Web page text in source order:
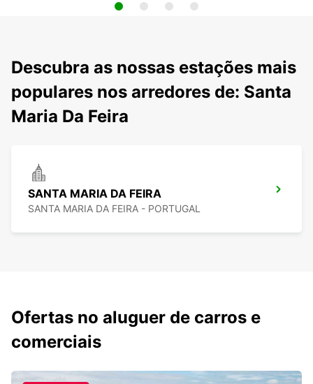
Descubra as nossas estações mais
populares nos arredores de: Santa
Maria Da Feira
SANTA MARIA DA FEIRA
SANTA MARIA DA FEIRA - PORTUGAL
Ofertas no aluguer de carros e
comerciais